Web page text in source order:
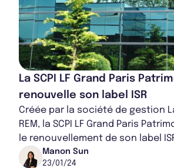
La SCPI LF Grand Paris
renouvelle son label ISR
Créée par la société de gestion
REM, la SCPI LF Grand Paris
le renouvellement de son label
distinction permet ainsi à ce
Manon Sun
23/01/24